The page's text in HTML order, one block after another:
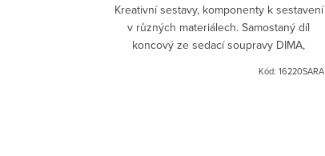
Kreativní sestavy, komponenty k sestavení
v různých materiálech. Samostaný díl
koncový ze sedací soupravy DIMA,
Kód: 16220SARA